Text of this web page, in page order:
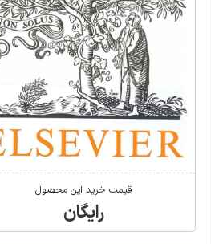
قیمت خرید این محصول
رایگان